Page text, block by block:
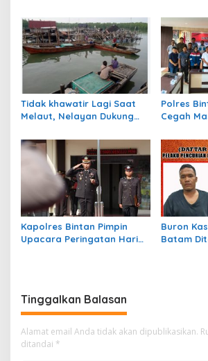
Aspirasi
Bagikan
Tidak khawatir Lagi Saat
Melaut, Nelayan Dukung
BPJS Ketenagakerjaan
Polres
Cegah
Kapolres Bintan Pimpin
Upacara Peringatan Hari
Buron
Batam
Tinggalkan Balasan
Alamat email Anda tidak akan dipublikasikan.
ditandai *